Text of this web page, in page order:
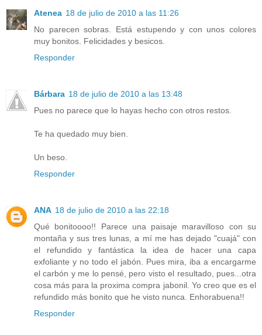
Atenea 18 de julio de 2010 a las 11:26
No parecen sobras. Está estupendo y con unos colores
muy bonitos. Felicidades y besicos.
Responder
Bárbara 18 de julio de 2010 a las 13:48
Pues no parece que lo hayas hecho con otros restos.
Te ha quedado muy bien.
Un beso.
Responder
ANA 18 de julio de 2010 a las 22:18
Qué bonitoooo!! Parece una paisaje maravilloso con su
montaña y sus tres lunas, a mí me has dejado "cuajá" con
el refundido y fantástica la idea de hacer una capa
exfoliante y no todo el jabón. Pues mira, iba a encargarme
el carbón y me lo pensé, pero visto el resultado, pues...otra
cosa más para la proxima compra jabonil. Yo creo que es el
refundido más bonito que he visto nunca. Enhorabuena!!
Responder